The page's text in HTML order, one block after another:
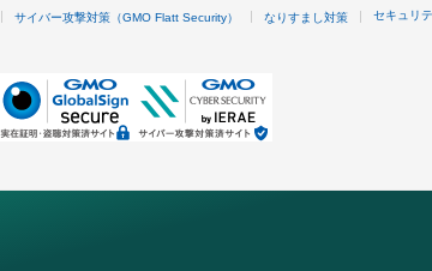
サイバー攻撃対策（GMO Flatt Security） なりすまし対策 セキュリ